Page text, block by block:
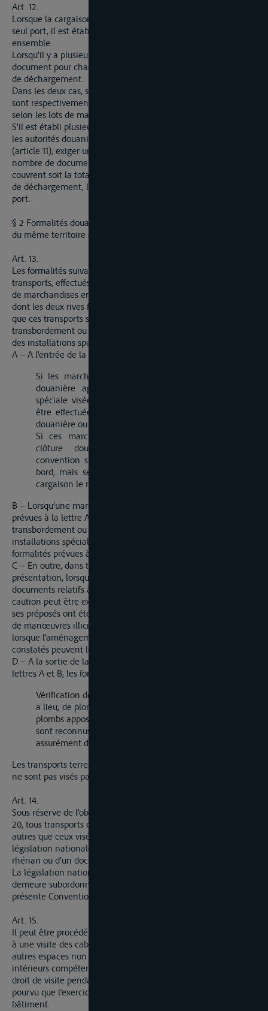
Art. 12.
Lorsque la cargaison doit être déchargée tout entière dans un
seul port, il est établi un document rhénan pour son
ensemble.
Lorsqu’il y a plusieurs ports de déchargement, il est établi un
document pour chaque partie de cargaison d’après les ports
de déchargement.
Dans les deux cas, si les intéressés le désirent, ces documents
sont respectivement remplacés par des documents séparés
selon les lots de marchandises.
S’il est établi plusieurs documents pour une même cargaison,
les autorités douanières peuvent, lors du dépôt des documents
(article 11), exiger une déclaration écrite mentionnant le
nombre de documents établis en attestant que ces documents
couvrent soit la totalité de la cargaison, soit, pour chaque port
de déchargement, la totalité des marchandises destinées à ce
port.
§ 2 Formalités douanières exigibles si les deux rives font partie
du même territoire douanier
Art. 13.
Les formalités suivantes sont exigibles dans les cas de
transports, effectués sous le couvert d’un document rhénan,
de marchandises entrées par la voie du Rhin dans une section
dont les deux rives font partie du même territoire douanier,
que ces transports soient ou non interrompus par un
transbordement ou un dépôt dans un entrepôt ou dans une
des installations spéciales visées à l’article 23, alinéa 3
A – A l’entrée de la section
Si les marchandises ne se trouvent pas sous clôture
douanière apposée conformément à la convention
spéciale visée à l’article 27, une visite sommaire peut
être effectuée et les marchandises mises sous clôture
douanière ou sous la surveillance de gardiens,
Si ces marchandises se trouvant au contraire sous
clôture douanière apposé conformément à la
convention spéciale, des gardiens peuvent être mis à
bord, mais seulement dans le cas où la nature de la
cargaison le requiert et à titre exceptionnel.
B – Lorsqu’une marchandise se trouve dans les conditions
prévues à la lettre A, est déchargée à la suite d’un
transbordement ou d’un dépôt dans un entrepôt ou dans les
installations spéciales visées à l’article 23, alinéa 3, les
formalités prévues à ladite lettre peuvent être appliquées.
C – En outre, dans tous les cas prévus aux lettres A et B, la
présentation, lorsque les circonstances l’exigent, de tous les
documents relatifs à la cargaison peut être requise et une
caution peut être exigée du transporteur lorsque celui-ci ou
ses préposés ont été précédemment convaincus de fraude ou
de manœuvres illicites au préjudice de la douane, ou encore
lorsque l’aménagement du bâtiment ou d’autres faits
constatés peuvent légitimement faire redouter une fraude.
D – A la sortie de la section des marchandises visées aux
lettres A et B, les formalités suivantes sont exigibles:
Vérification des clôtures douanières et enlèvement, s’il y
a lieu, de plombs, ou retrait des gardiens, toutefois, si les
plombs apposés conformément à la convention spéciale
sont reconnus intacte, ils sont laissés en place ;
assurément des documents
Les transports terrestres d’un point à un autre d’un même port
ne sont pas visés par les dispositions du présent article.
Art. 14.
Sous réserve de l’observation des dispositions des articles 15 à
20, tous transports de marchandises sous régime de douane,
autres que ceux visés à l’article 13, sont réglés par la
législation nationale, qu’il sont fait emploi du document
rhénan ou d’un document prévu par cette législation.
La législation nationale, en tant qu’elle règle ces transport,
demeure subordonnée aux principes fondamentaux de la
présente Convention.
Art. 15.
Il peut être procédé aux bureaux-frontière, sur tous bâtiments,
à une visite des cabines, soutes, chambres à provisions et
autres espaces non occupés par une cargaison. Les bureaux
intérieurs compétents des douanes peuvent exercer le même
droit de visite pendant l’arrêt du bâtiment dans un port,
pourvu que l’exercice de ce droit ne cause aucun retard audit
bâtiment.